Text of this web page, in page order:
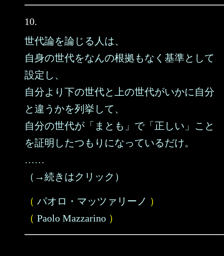
10.
世代論を論じる人は、
自身の世代をなんの根拠もなく基準として
設定し、
自分より下の世代と上の世代がいかに自分
と違うかを列挙して、
自分の世代が「まとも」で「正しい」こと
を証明したつもりになっているだけ。
……
（→続きはクリック）
（ パオロ・マッツァリーノ ）
（ Paolo Mazzarino ）